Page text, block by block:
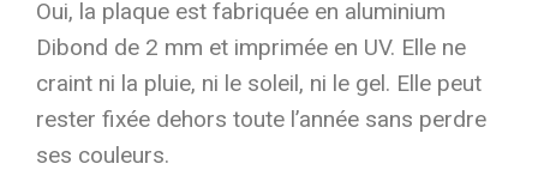
Oui, la plaque est fabriquée en aluminium
Dibond de 2 mm et imprimée en UV. Elle ne
craint ni la pluie, ni le soleil, ni le gel. Elle peut
rester fixée dehors toute l’année sans perdre
ses couleurs.